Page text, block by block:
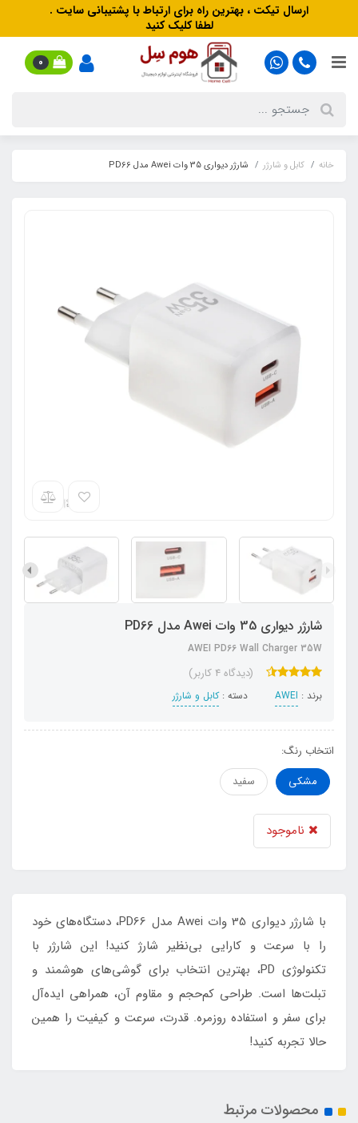
ارسال تیکت ، بهترین راه برای ارتباط با پشتیبانی سایت .
لطفا کلیک کنید
0
خانه کابل و شارژر شارژر دیواری 35 وات Awei مدل PD66
شارژر دیواری 35 وات Awei مدل PD66
AWEI PD66 Wall Charger 35W
(دیدگاه 4 کاربر)
برند : AWEI دسته :کابل و شارژر
انتخاب رنگ:
مشکی
سفید
ناموجود
با شارژر دیواری 35 وات Awei مدل PD66، دستگاه‌های خود
را با سرعت و کارایی بی‌نظیر شارژ کنید! این شارژر با
تکنولوژی PD، بهترین انتخاب برای گوشی‌های هوشمند و
تبلت‌ها است. طراحی کم‌حجم و مقاوم آن، همراهی ایده‌آل
برای سفر و استفاده روزمره. قدرت، سرعت و کیفیت را همین
حالا تجربه کنید!
محصولات مرتبط